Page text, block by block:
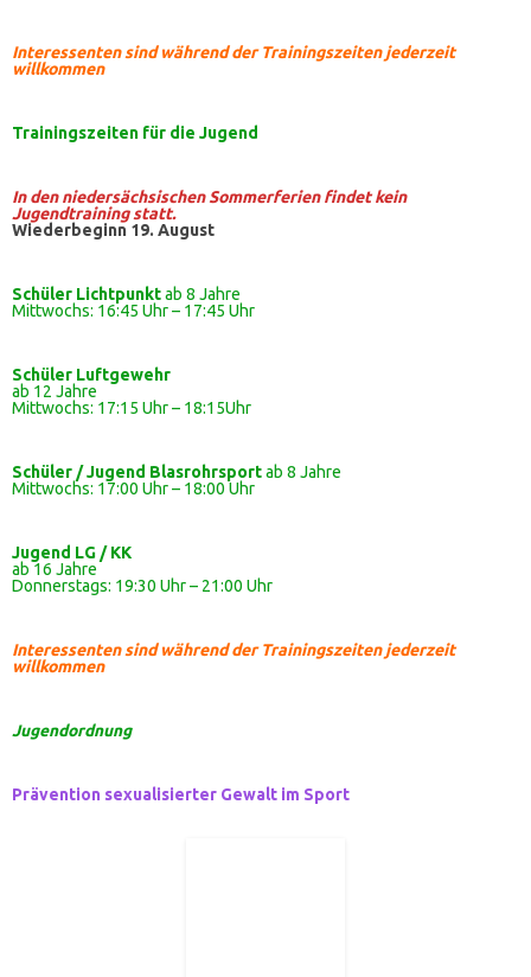
Interessenten sind während der Trainingszeiten jederzeit
willkommen
Trainingszeiten für die Jugend
In den niedersächsischen Sommerferien findet kein
Jugendtraining statt.
Wiederbeginn 19. August
Schüler Lichtpunktab 8 Jahre
Mittwochs: 16:45 Uhr – 17:45 Uhr
Schüler Luftgewehr
ab 12 Jahre
Mittwochs: 17:15 Uhr – 18:15Uhr
Schüler / Jugend Blasrohrsportab 8 Jahre
Mittwochs: 17:00 Uhr – 18:00 Uhr
Jugend LG / KK
ab 16 Jahre
Donnerstags: 19:30 Uhr – 21:00 Uhr
Interessenten sind während der Trainingszeiten jederzeit
willkommen
Jugendordnung
Prävention sexualisierter Gewalt im Sport